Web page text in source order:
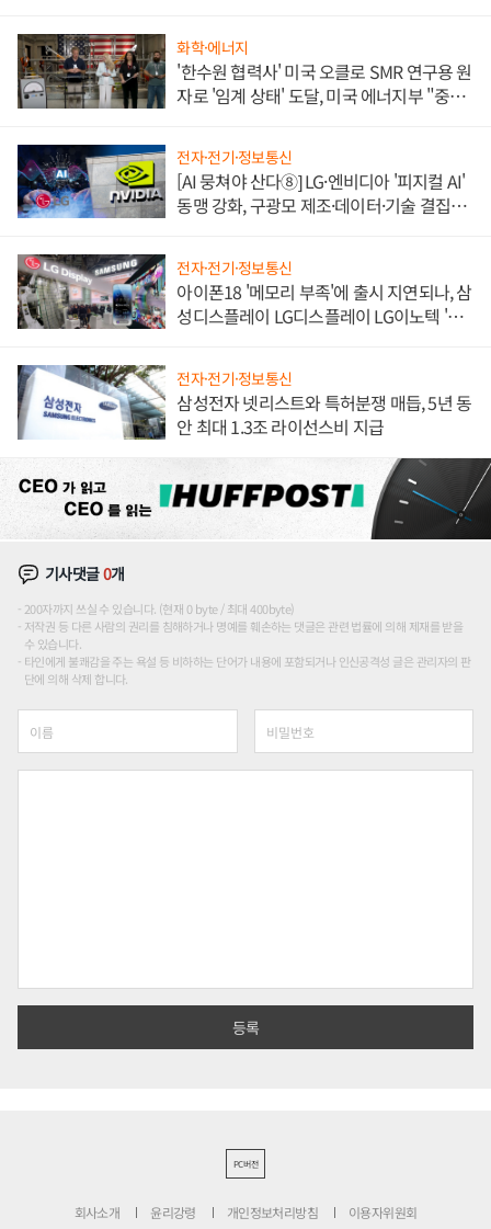
화학·에너지
'한수원 협력사' 미국 오클로 SMR 연구용 원
자로 '임계 상태' 도달, 미국 에너지부 "중요
전자·전기·정보통신
[AI 뭉쳐야 산다⑧] LG·엔비디아 '피지컬 AI'
동맹 강화, 구광모 제조·데이터·기술 결집
전자·전기·정보통신
아이폰18 '메모리 부족'에 출시 지연되나, 삼
성디스플레이 LG디스플레이 LG이노텍 '탈
전자·전기·정보통신
삼성전자 넷리스트와 특허분쟁 매듭, 5년 동
안 최대 1.3조 라이선스비 지급
기사댓글0개
200자까지 쓰실 수 있습니다. (현재 0 byte / 최대 400byte)
저작권 등 다른 사람의 권리를 침해하거나 명예를 훼손하는 댓글은 관련 법률에 의해 제재를 받을
수 있습니다.
타인에게 불쾌감을 주는 욕설 등 비하하는 단어가 내용에 포함되거나 인신공격성 글은 관리자의 판
단에 의해 삭제 합니다.
PC버전
회사소개 윤리강령 개인정보처리방침 이용자위원회